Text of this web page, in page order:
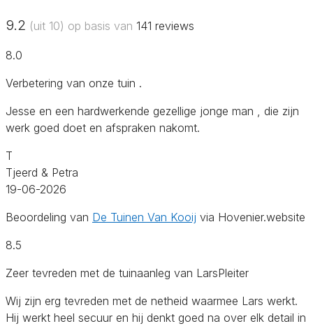
9.2 (uit 10) op basis van 141 reviews
8.0
Verbetering van onze tuin .
Jesse en een hardwerkende gezellige jonge man , die zijn
werk goed doet en afspraken nakomt.
T
Tjeerd & Petra
19-06-2026
Beoordeling van De Tuinen Van Kooij via Hovenier.website
8.5
Zeer tevreden met de tuinaanleg van LarsPleiter
Wij zijn erg tevreden met de netheid waarmee Lars werkt.
Hij werkt heel secuur en hij denkt goed na over elk detail in